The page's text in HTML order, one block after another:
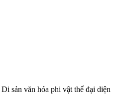
sản văn hóa phi vật thể đại diện